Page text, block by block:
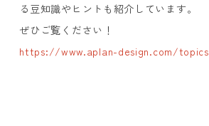
る豆知識やヒントも紹介しています。
ぜひご覧ください！
https://www.aplan-design.com/topics